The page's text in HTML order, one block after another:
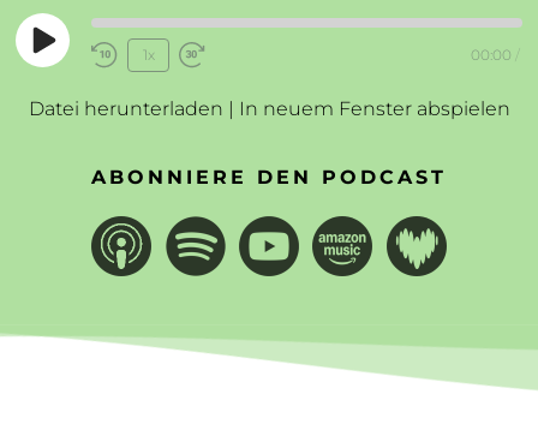
Play
EpisodeRewind
Seconds
1x
30
00:00 /
Datei herunterladen | In neuem Fenster abspielen
ABONNIERE DEN PODCAST